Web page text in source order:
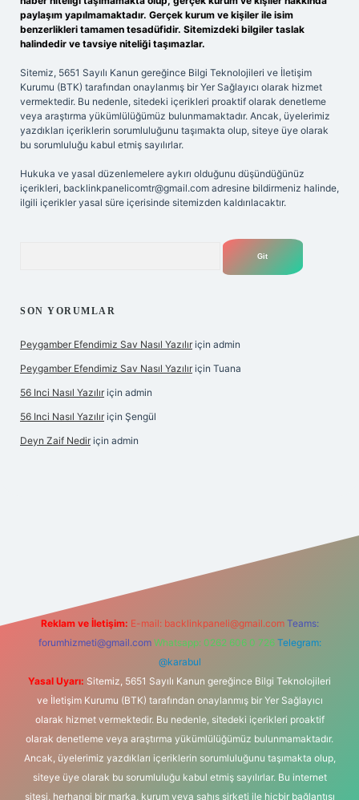
paylaşım yapılmamaktadır. Gerçek kurum ve kişiler ile isim
benzerlikleri tamamen tesadüfidir. Sitemizdeki bilgiler taslak
halindedir ve tavsiye niteliği taşımazlar.
Sitemiz, 5651 Sayılı Kanun gereğince Bilgi Teknolojileri ve İletişim
Kurumu (BTK) tarafından onaylanmış bir Yer Sağlayıcı olarak hizmet
vermektedir. Bu nedenle, sitedeki içerikleri proaktif olarak denetleme
veya araştırma yükümlülüğümüz bulunmamaktadır. Ancak, üyelerimiz
yazdıkları içeriklerin sorumluluğunu taşımakta olup, siteye üye olarak
bu sorumluluğu kabul etmiş sayılırlar.
Hukuka ve yasal düzenlemelere aykırı olduğunu düşündüğünüz
içerikleri, backlinkpanelicomtr@gmail.com adresine bildirmeniz halinde,
ilgili içerikler yasal süre içerisinde sitemizden kaldırılacaktır.
SON YORUMLAR
Peygamber Efendimiz Sav Nasıl Yazılır için admin
Peygamber Efendimiz Sav Nasıl Yazılır için Tuana
56 Inci Nasıl Yazılır için admin
56 Inci Nasıl Yazılır için Şengül
Deyn Zaif Nedir için admin
Reklam ve İletişim: E-mail: backlinkpaneli@gmail.com Teams:
forumhizmeti@gmail.com Whatsapp: 0262 606 0 726 Telegram:
@karabul
Yasal Uyarı: Sitemiz, 5651 Sayılı Kanun gereğince Bilgi Teknolojileri
ve İletişim Kurumu (BTK) tarafından onaylanmış bir Yer Sağlayıcı
olarak hizmet vermektedir. Bu nedenle, sitedeki içerikleri proaktif
olarak denetleme veya araştırma yükümlülüğümüz bulunmamaktadır.
Ancak, üyelerimiz yazdıkları içeriklerin sorumluluğunu taşımakta olup,
siteye üye olarak bu sorumluluğu kabul etmiş sayılırlar. Bu internet
sitesi, herhangi bir marka, kurum veya şahıs şirketi ile hiçbir bağlantısı